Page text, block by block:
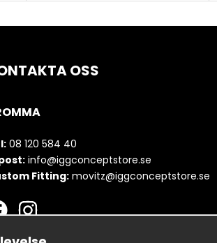
OSS
08 120 584 40
info@iggconceptstore.se
Fitting: movitz@iggconceptstore.se